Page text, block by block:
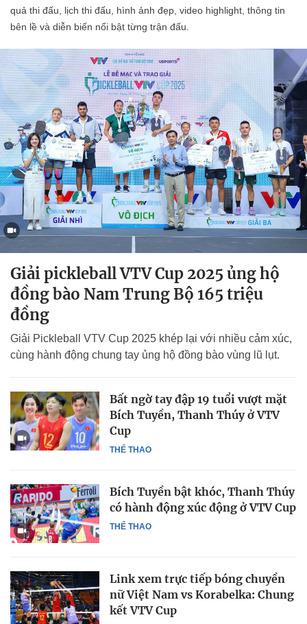
quả thi đấu, lịch thi đấu, hình ảnh đẹp, video highlight, thông tin
bên lề và diễn biến nổi bật từng trận đấu.
Giải pickleball VTV Cup 2025 ủng hộ
đồng bào Nam Trung Bộ 165 triệu
đồng
Giải Pickleball VTV Cup 2025 khép lại với nhiều cảm xúc,
cùng hành động chung tay ủng hộ đồng bào vùng lũ lụt.
THỂ THAO
Bất ngờ tay đập 19 tuổi vượt mặt
Bích Tuyền, Thanh Thúy ở VTV
Cup
THỂ THAO
Bích Tuyền bật khóc, Thanh Thúy
có hành động xúc động ở VTV Cup
Link xem trực tiếp bóng chuyền
nữ Việt Nam vs Korabelka: Chung
kết VTV Cup